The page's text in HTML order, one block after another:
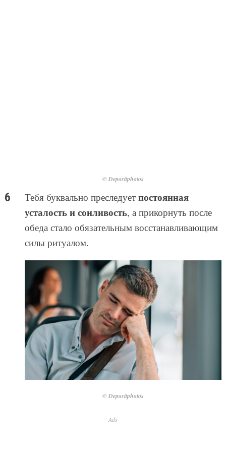
© Depositphotos
Тебя буквально преследует постоянная
усталость и сонливость, а прикорнуть после
обеда стало обязательным восстанавливающим
силы ритуалом.
© Depositphotos
Ads